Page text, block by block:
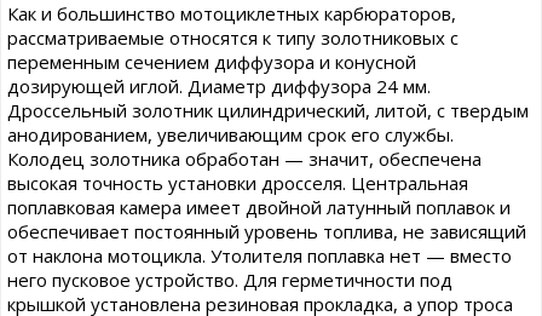
Как и большинство мотоциклетных карбюраторов,
рассматриваемые относятся к типу золотниковых с
переменным сечением диффузора и конусной
дозирующей иглой. Диаметр диффузора 24 мм.
Дроссельный золотник цилиндрический, литой, с твердым
анодированием, увеличивающим срок его службы.
Колодец золотника обработан — значит, обеспечена
высокая точность установки дросселя. Центральная
поплавковая камера имеет двойной латунный поплавок и
обеспечивает постоянный уровень топлива, не зависящий
от наклона мотоцикла. Утолителя поплавка нет — вместо
него пусковое устройство. Для герметичности под
крышкой установлена резиновая прокладка, а упор троса